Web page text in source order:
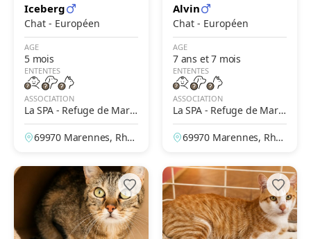
Iceberg
Chat - Européen
AGE
5 mois
ENTENTES
ASSOCIATION
La SPA - Refuge de Mare
nnes – Lyon
69970 Marennes, Rhô
Alvin
Chat - Européen
AGE
7 ans et 7 mois
ENTENTES
ASSOCIATION
La SPA - Refuge de Mare
nnes – Lyon
69970 Marennes, Rhô